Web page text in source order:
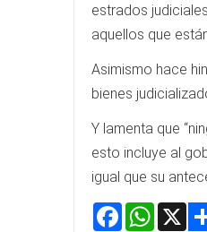
estrados
aquellos que
Asimismo hace
bienes
Y lamenta que
esto incluye al
igual que su
Facebook